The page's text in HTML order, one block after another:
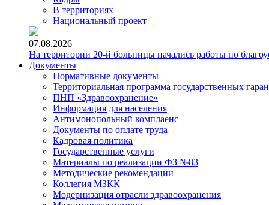
В территориях
Национальный проект
07.08.2026
На территории 20-й больницы начались работы по
Документы
Нормативные документы
Территориальная программа государственных
ПНП «Здравоохранение»
Информация для населения
Антимонопольный комплаенс
Документы по оплате труда
Кадровая политика
Государственные услуги
Материалы по реализации ФЗ №83
Методические рекомендации
Коллегия МЗКК
Модернизация отрасли здравоохранения